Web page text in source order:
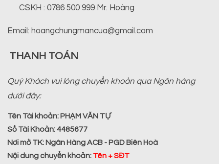
CSKH : 0786 500 999 Mr. Hoàng
Email: hoangchungmancua@gmail.com
THANH TOÁN
Quý Khách vui lòng chuyển khoản qua Ngân hàng
dưới đây:
Tên Tài khoản: PHẠM VĂN TỰ
Số Tài Khoản:4485677
Nơi mở TK: Ngân Hàng ACB - PGD Biên Hoà
Nội dung chuyển khoản: Tên + SĐT